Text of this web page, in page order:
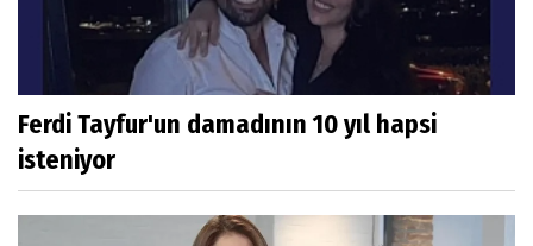
Ferdi Tayfur'un damadının 10 yıl hapsi
isteniyor